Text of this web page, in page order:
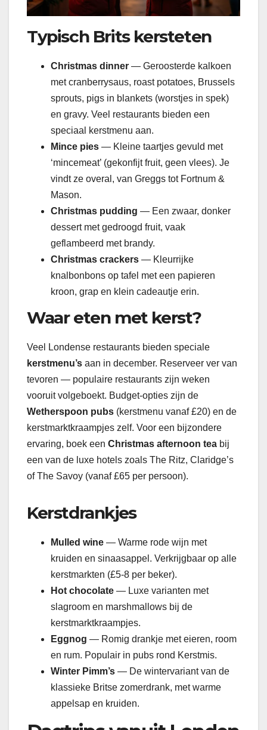
Typisch Brits kersteten
Christmas dinner — Geroosterde kalkoen
met cranberrysaus, roast potatoes, Brussels
sprouts, pigs in blankets (worstjes in spek)
en gravy. Veel restaurants bieden een
speciaal kerstmenu aan.
Mince pies — Kleine taartjes gevuld met
‘mincemeat’ (gekonfijt fruit, geen vlees). Je
vindt ze overal, van Greggs tot Fortnum &
Mason.
Christmas pudding — Een zwaar, donker
dessert met gedroogd fruit, vaak
geflambeerd met brandy.
Christmas crackers — Kleurrijke
knalbonbons op tafel met een papieren
kroon, grap en klein cadeautje erin.
Waar eten met kerst?
Veel Londense restaurants bieden speciale
kerstmenu’s aan in december. Reserveer ver van
tevoren — populaire restaurants zijn weken
vooruit volgeboekt. Budget-opties zijn de
Wetherspoon pubs (kerstmenu vanaf £20) en de
kerstmarktkraampjes zelf. Voor een bijzondere
ervaring, boek een Christmas afternoon tea bij
een van de luxe hotels zoals The Ritz, Claridge’s
of The Savoy (vanaf £65 per persoon).
Kerstdrankjes
Mulled wine — Warme rode wijn met
kruiden en sinaasappel. Verkrijgbaar op alle
kerstmarkten (£5-8 per beker).
Hot chocolate — Luxe varianten met
slagroom en marshmallows bij de
kerstmarktkraampjes.
Eggnog — Romig drankje met eieren, room
en rum. Populair in pubs rond Kerstmis.
Winter Pimm’s — De wintervariant van de
klassieke Britse zomerdrank, met warme
appelsap en kruiden.